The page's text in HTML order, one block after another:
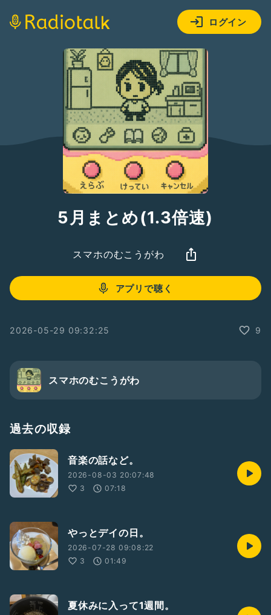
ログイン
5月まとめ(1.3倍速)
スマホのむこうがわ
アプリで聴く
2026-05-29 09:32:25 9
スマホのむこうがわ
過去の収録
音楽の話など。
2026-08-03 20:07:48
3
07:18
やっとデイの日。
2026-07-28 09:08:22
3
01:49
夏休みに入って1週間。